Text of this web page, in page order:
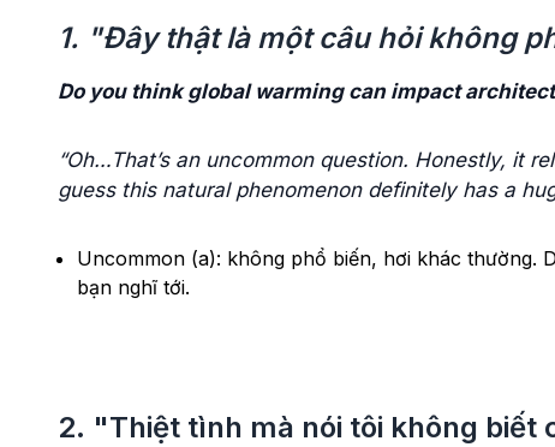
1. "Đây thật là một câu hỏi không
Do you think global warming can impact
“Oh…That’s an uncommon question. Honestly, it
guess this natural phenomenon definitely has a
Uncommon (a): không phổ biến, hơi khác thường.
bạn nghĩ tới.
2. "Thiệt tình mà nói tôi không biết